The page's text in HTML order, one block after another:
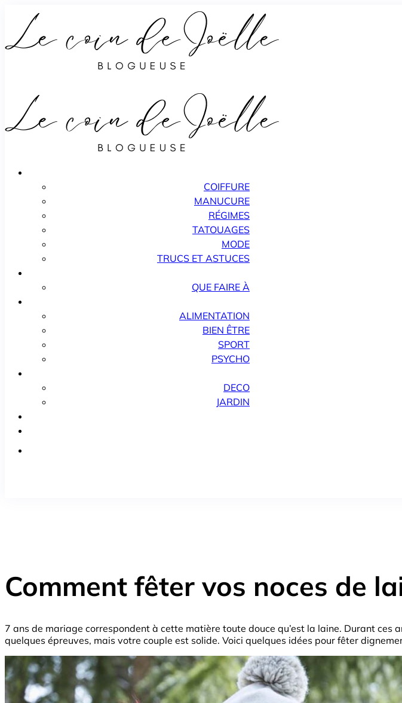
COIFFURE
MANUCURE
RÉGIMES
TATOUAGES
MODE
TRUCS ET ASTUCES
QUE FAIRE À
ALIMENTATION
BIEN ÊTRE
SPORT
PSYCHO
DECO
JARDIN
Comment fêter vos noces de
7 ans de mariage correspondent à cette matière toute douce qu’est la laine. Durant
quelques épreuves, mais votre couple est solide. Voici quelques idées pour fêter